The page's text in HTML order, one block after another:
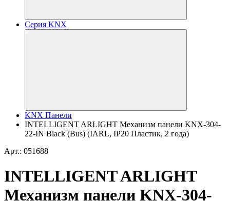
Серия KNX
KNX Панели
INTELLIGENT ARLIGHT Механизм панели KNX-304-
22-IN Black (Bus) (IARL, IP20 Пластик, 2 года)
Арт.: 051688
INTELLIGENT ARLIGHT
Механизм панели KNX-304-